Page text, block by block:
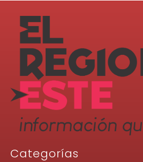
Categorías